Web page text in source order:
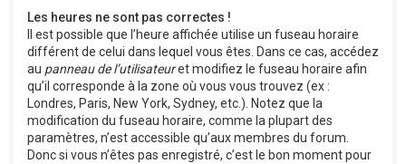
Les heures ne sont pas correctes !
Il est possible que l’heure affichée utilise un fuseau horaire
différent de celui dans lequel vous êtes. Dans ce cas, accédez
au panneau de l’utilisateuret modifiez le fuseau horaire afin
qu’il corresponde à la zone où vous vous trouvez (ex :
Londres, Paris, New York, Sydney, etc.). Notez que la
modification du fuseau horaire, comme la plupart des
paramètres, n’est accessible qu’aux membres du forum.
Donc si vous n’êtes pas enregistré, c’est le bon moment pour